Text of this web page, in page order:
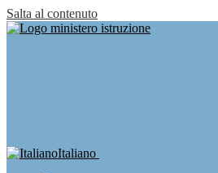
Salta al contenuto
Italiano